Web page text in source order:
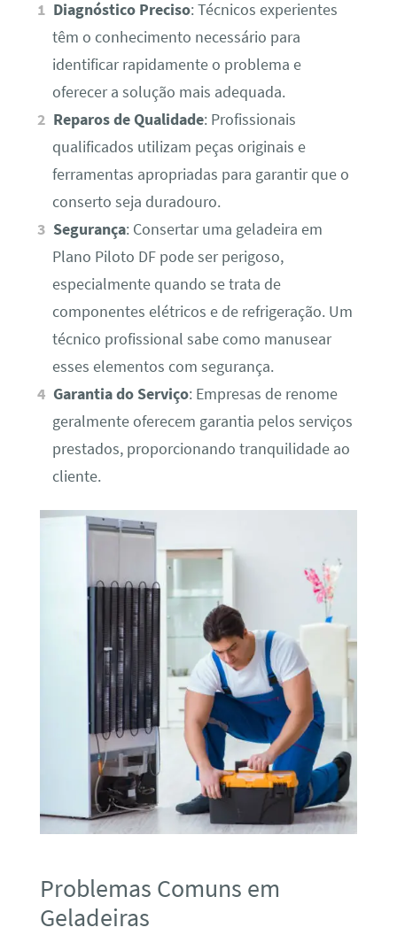
Diagnóstico Preciso: Técnicos experientes
têm o conhecimento necessário para
identificar rapidamente o problema e
oferecer a solução mais adequada.
Reparos de Qualidade: Profissionais
qualificados utilizam peças originais e
ferramentas apropriadas para garantir que o
conserto seja duradouro.
Segurança: Consertar uma geladeira em
Plano Piloto DF pode ser perigoso,
especialmente quando se trata de
componentes elétricos e de refrigeração. Um
técnico profissional sabe como manusear
esses elementos com segurança.
Garantia do Serviço: Empresas de renome
geralmente oferecem garantia pelos serviços
prestados, proporcionando tranquilidade ao
cliente.
Problemas Comuns em
Geladeiras